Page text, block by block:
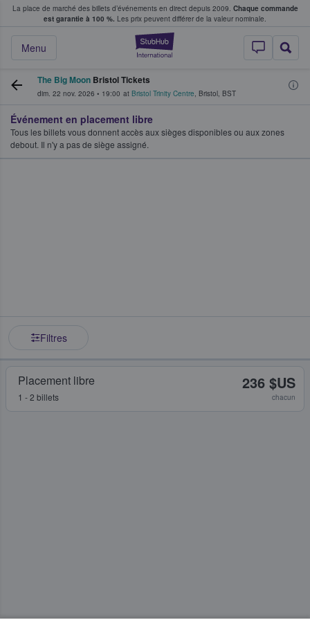
La place de marché des billets d’événements en direct depuis 2009. Chaque commande
est garantie à 100 %. Les prix peuvent différer de la valeur nominale.
StubHub - Où
Menu
fans achètent et vendent des billets
The Big Moon Bristol Tickets
dim. 22 nov. 2026 • 19:00 at Bristol Trinity Centre, Bristol, BST
Événement en placement libre
Tous les billets vous donnent accès aux sièges disponibles ou aux zones
debout. Il n'y a pas de siège assigné.
Filtres
Placement libre
1 - 2 billets
236 $US
chacun